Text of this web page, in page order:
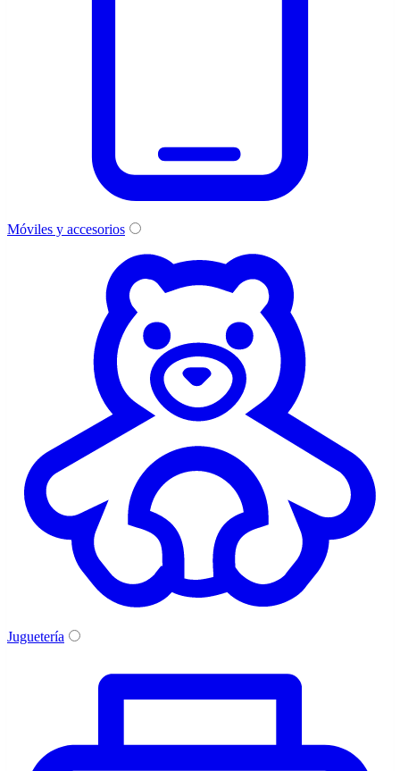
Móviles y accesorios
Juguetería